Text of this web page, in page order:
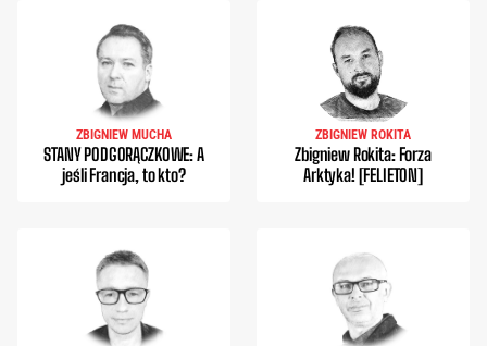
ZBIGNIEW MUCHA
STANY PODGORĄCZKOWE: A
jeśli Francja, to kto?
ZBIGNIEW ROKITA
Zbigniew Rokita: Forza
Arktyka! [FELIETON]